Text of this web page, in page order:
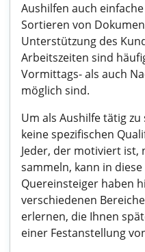
Aushilfen auch
Sortieren von
Unterstützung des
Arbeitszeiten sind
Vormittags- als auch
möglich sind.
Um als Aushilfe tätig
keine spezifischen
Jeder, der motiviert ist,
sammeln, kann in
Quereinsteiger haben
verschiedenen
erlernen, die Ihnen
einer Festanstellung